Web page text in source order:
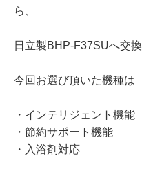
ら、
日立製BHP-F37SUへ交
今回お選び頂いた機種は
・インテリジェント機能
・節約サポート機能
・入浴剤対応